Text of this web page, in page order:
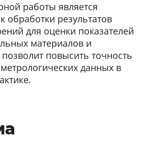
работы является
обработки результатов
для оценки показателей
материалов и
повысить точность
данных в